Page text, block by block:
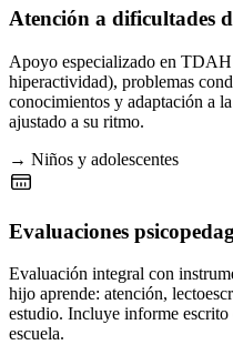
Atención a dificultades
Apoyo especializado en
hiperactividad), problemas
conocimientos y adaptación a
ajustado a su ritmo.
→ Niños y adolescentes
Evaluaciones
Evaluación integral con
hijo aprende: atención,
estudio. Incluye informe escrito
escuela.